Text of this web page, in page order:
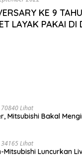
KE 9
LAYAK PAKAI DI
70840 Lihat
Mitsubishi Bakal
34165 Lihat
Mitsubishi Luncurkan